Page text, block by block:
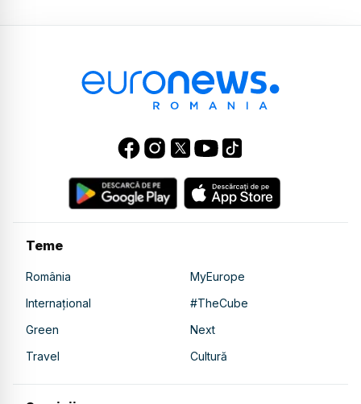
Teme
România
MyEurope
Internațional
#TheCube
Green
Next
Travel
Cultură